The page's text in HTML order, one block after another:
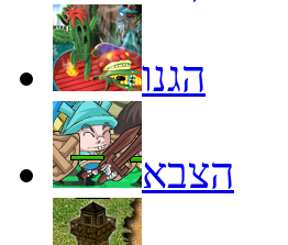
הגנו
הצבא